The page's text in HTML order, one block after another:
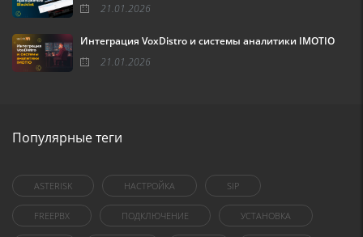
21.01.2026
Интеграция VoxDistro и системы аналитики IMOTIO
21.01.2026
Популярные теги
ASTERISK НАСТРОЙКА SIP
FREEPBX ПОДКЛЮЧЕНИЕ УСТАНОВКА